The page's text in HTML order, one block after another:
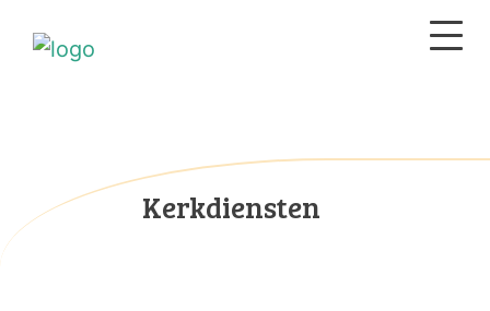
Kerkdiensten